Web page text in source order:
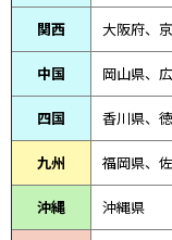
関西 大阪府、
中国 岡山県、
四国 香川県、
九州 福岡県、
沖縄 沖縄県